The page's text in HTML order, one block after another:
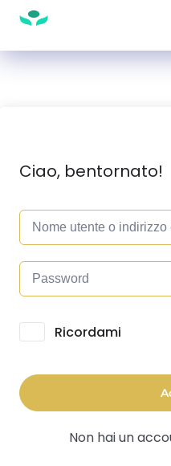
Ciao, bentornato!
Alternative:
Ricordami
Non hai un